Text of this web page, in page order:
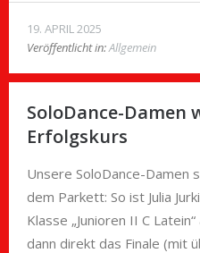
19. APRIL 2025
Veröffentlicht in:Allgemein
SoloDance-Damen
Erfolgskurs
Unsere SoloDance-Damen
dem Parkett: So ist Julia
Klasse „Junioren II C
dann direkt das Finale (mit